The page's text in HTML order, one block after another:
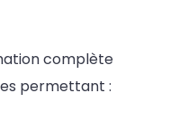
complète
permettant :